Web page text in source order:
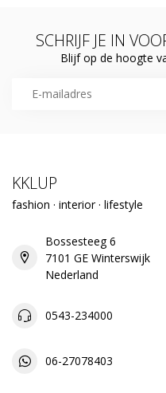
SCHRIJF JE IN
Blijf op de hoogte
KKLUP
fashion · interior · lifestyle
Bossesteeg 6
7101 GE Winterswijk
Nederland
0543-234000
06-27078403